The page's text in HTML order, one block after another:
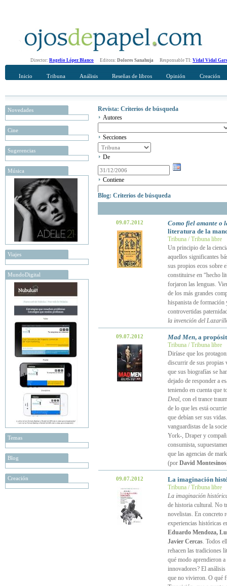
Director: Rogelio López Blanco Editora: Dolores Sanahuja Responsable TI: Vidal Vidal
Inicio Tribuna Análisis Reseñas de libros Opinión Creación
Novedades
Cine
Sugerencias
Música
Viajes
MundoDigital
Temas
Blog
Creación
Revista: Criterios de búsqueda
Autores
Secciones
De
Contiene
Blog: Criterios de búsqueda
09.07.2012
Como fiel amante o
literatura de la
Tribuna / Tribuna libre
Un principio de la
aquellos significantes
sus propios ecos sobre
constituirse en “hecho
forjaron las lenguas.
de los más grandes
hispanista de formación
controvertidas
la invención del
09.07.2012 Mad Men, a
Tribuna / Tribuna libre
Diríase que los
discurrir de sus propias
que sus biografías se
dejado de responder a
teniendo en cuenta que
Deal, con el trance
de lo que les está
que debían ser sus
vanguardistas de la
York-, Draper y
consumista,
que las agencias de
(por David Montesinos
09.07.2012 La imaginación
Tribuna / Tribuna libre
La imaginación
de historia cultural. No
novelistas. En concreto
experiencias históricas
Eduardo Mendoza,
Javier Cercas. Todos
rehacen las tradiciones
qué modo aprendieron
innovadores? El
que no vivieron. O qué